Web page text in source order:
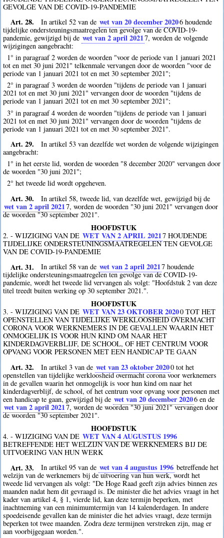
GEVOLGE VAN DE COVID-19-PANDEMIE
Art. 28. In artikel 52 van de wet van 20 december 20206 houdende
tijdelijke ondersteuningsmaatregelen ten gevolge van de COVID-19-
pandemie, gewijzigd bij de wet van 2 april 20217, worden de volgende
wijzigingen aangebracht:
1° in paragraaf 2 worden de woorden "voor de periode van 1 januari 2021
tot en met 30 juni 2021" telkenmale vervangen door de woorden "voor de
periode van 1 januari 2021 tot en met 30 september 2021";
2° in paragraaf 3 worden de woorden "tijdens de periode van 1 januari
2021 tot en met 30 juni 2021" vervangen door de woorden "tijdens de
periode van 1 januari 2021 tot en met 30 september 2021";
3° in paragraaf 4 worden de woorden "tijdens de periode van 1 januari
2021 tot en met 30 juni 2021" vervangen door de woorden "tijdens de
periode van 1 januari 2021 tot en met 30 september 2021".
Art. 29.
In artikel 53 van dezelfde wet worden de volgende wijzigingen
aangebracht:
1° in het eerste lid, worden de woorden "8 december 2020" vervangen door
de woorden "30 juni 2021";
2° het tweede lid wordt opgeheven.
Art. 30. In artikel 58, tweede lid, van dezelfde wet, gewijzigd bij de
wet van 2 april 20217, worden de woorden "30 juni 2021" vervangen door
de woorden "30 september 2021".
HOOFDSTUK
2. - WIJZIGING VAN DE WET VAN 2 APRIL 20217 HOUDENDE
TIJDELIJKE ONDERSTEUNINGSMAATREGELEN TEN GEVOLGE
VAN DE COVID-19-PANDEMIE
Art. 31. In artikel 58 van de wet van 2 april 20217 houdende
tijdelijke ondersteuningsmaatregelen ten gevolge van de COVID-19-
pandemie, wordt het tweede lid vervangen als volgt: "Hoofdstuk 2 van deze
titel treedt buiten werking op 30 september 2021.".
HOOFDSTUK
3. - WIJZIGING VAN DE WET VAN 23 OKTOBER 20200 TOT HET
OPENSTELLEN VAN TIJDELIJKE WERKLOOSHEID OVERMACHT
CORONA VOOR WERKNEMERS IN DE GEVALLEN WAARIN HET
ONMOGELIJK IS VOOR HUN KIND OM NAAR HET
KINDERDAGVERBLIJF, DE SCHOOL, OF HET CENTRUM VOOR
OPVANG VOOR PERSONEN MET EEN HANDICAP TE GAAN
Art. 32. In artikel 3 van de wet van 23 oktober 20200 tot het
openstellen van tijdelijke werkloosheid overmacht corona voor werknemers
in de gevallen waarin het onmogelijk is voor hun kind om naar het
kinderdagverblijf, de school, of het centrum voor opvang voor personen met
een handicap te gaan, gewijzigd bij de wet van 20 december 20206 en de
wet van 2 april 20217, worden de woorden "30 juni 2021" vervangen door
de woorden "30 september 2021".
HOOFDSTUK
4. - WIJZIGING VAN DE WET VAN 4 AUGUSTUS 1996
BETREFFENDE HET WELZIJN VAN DE WERKNEMERS BIJ DE
UITVOERING VAN HUN WERK
Art. 33. In artikel 95 van de wet van 4 augustus 1996 betreffende het
welzijn van de werknemers bij de uitvoering van hun werk, wordt het
tweede lid vervangen als volgt: "De Hoge Raad geeft zijn advies binnen zes
maanden nadat hem dit gevraagd is. De minister die het advies vraagt in het
kader van artikel 4, § 1, vierde lid, kan deze termijn beperken, met
inachtneming van een minimumtermijn van 14 kalenderdagen. In andere
spoedeisende gevallen kan de minister die het advies vraagt, deze termijn
beperken tot twee maanden. Zodra deze termijnen verstreken zijn, mag er
aan voorbijgegaan worden.".